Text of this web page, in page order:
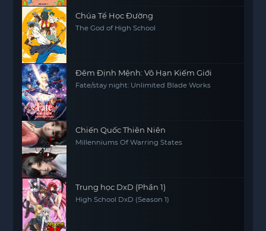
Chúa Tể Học Đường
The God of High School
Đêm Định Mệnh: Vô Hạn Kiếm Giới
Fate/stay night: Unlimited Blade Works
Chiến Quốc Thiên Niên
Millenniums Of Warring States
Trung học DxD (Phần 1)
High School DxD (Season 1)